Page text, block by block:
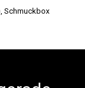
Schmuckbox